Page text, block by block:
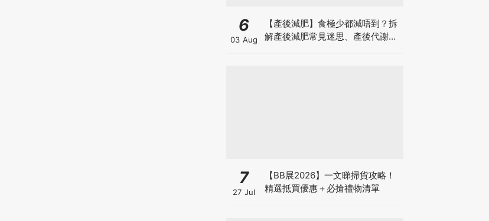
6
03 Aug
【產後減肥】食極少都減唔到？拆
解產後減肥常見迷思、產後代謝、
7
27 Jul
【BB展2026】一文睇掃貨攻略！
精選抵買優惠＋必搶禮物清單